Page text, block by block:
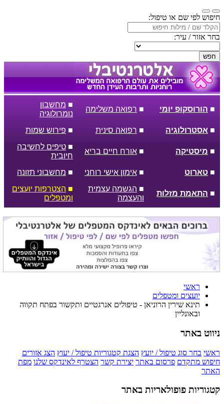
חיפוש לפי שם או טיפול:
בחר אזור / עיר:
חפש
■ הורוסקופ יומי ■ רפואה משלימה
■ מחשבון
נומרולוגיה
■ אסטרולוגיה ■ רפואה סינית ■ פירוש שמות
■ מיסטיקה ■ אורח חיים בריא
■ טיפים לחשיבה
חיובית
■ טארוט ■ אימון אישי רוחני ■ מחשבוני תזונה
■ התאמת מזלות
■ הגשמה עצמית
והעצמה
■ הצטרפות יועצים
ומטפלים
ראשי
יועצים ומטפלים
תינא שירין הרוניאן - טיפולים אנרגטיים ותקשור בפתח תקווה
ובאונליין
ניווט באתר
ראשי בחר סוג טיפול / יועץ הצגת קטגוריות טיפול / יעוץ הצג אזורים
חיפוש מתקדם פרסום באתר יצירת קשר הצטרף לאינדקס שלנו מפת
האתר
קטגוריות פופולאריות באתר